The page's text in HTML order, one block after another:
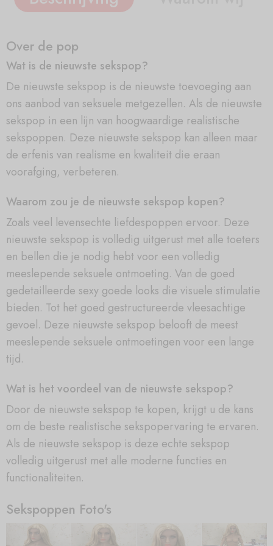
Over de pop
Wat is de nieuwste sekspop?
De nieuwste sekspop is de nieuwste toevoeging aan
ons aanbod van seksuele metgezellen. Als de nieuwste
sekspop in een lijn van hoogwaardige realistische
sekspoppen. Deze nieuwste sekspop kan alleen maar
de erfenis van realisme en kwaliteit die eraan
voorafging, verbeteren.
Waarom zou je de nieuwste sekspop kopen?
Zoals veel levensechte liefdespoppen ervoor. Deze
nieuwste sekspop is volledig uitgerust met alle toeters
en bellen die je nodig hebt voor een volledig
meeslepende seksuele ontmoeting. Van de goed
gedetailleerde sexy goede looks die visuele stimulatie
bieden. Tot het goed gestructureerde vleesachtige
gevoel. Deze nieuwste sekspop belooft de meest
meeslepende seksuele ontmoetingen voor een lange
tijd.
Wat is het voordeel van de nieuwste sekspop?
Door de nieuwste sekspop te kopen, krijgt u de kans
om de beste realistische sekspopervaring te ervaren.
Als de nieuwste sekspop is deze echte sekspop
volledig uitgerust met alle moderne functies en
functionaliteiten.
Sekspoppen Foto's